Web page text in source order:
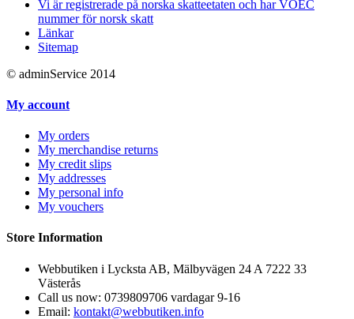
Vi är registrerade på norska skatteetaten och har VOEC
nummer för norsk skatt
Länkar
Sitemap
© adminService 2014
My account
My orders
My merchandise returns
My credit slips
My addresses
My personal info
My vouchers
Store Information
Webbutiken i Lycksta AB, Mälbyvägen 24 A 7222 33
Västerås
Call us now: 0739809706 vardagar 9-16
Email: kontakt@webbutiken.info